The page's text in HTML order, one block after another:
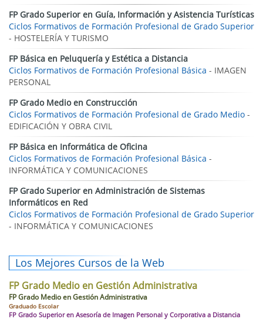
FP Grado Superior en Guía, Información y Asistencia Turísticas
Ciclos Formativos de Formación Profesional de Grado Superior
- HOSTELERÍA Y TURISMO
FP Básica en Peluquería y Estética a Distancia
Ciclos Formativos de Formación Profesional Básica - IMAGEN
PERSONAL
FP Grado Medio en Construcción
Ciclos Formativos de Formación Profesional de Grado Medio -
EDIFICACIÓN Y OBRA CIVIL
FP Básica en Informática de Oficina
Ciclos Formativos de Formación Profesional Básica -
INFORMÁTICA Y COMUNICACIONES
FP Grado Superior en Administración de Sistemas
Informáticos en Red
Ciclos Formativos de Formación Profesional de Grado Superior
- INFORMÁTICA Y COMUNICACIONES
Los Mejores Cursos de la Web
FP Grado Medio en Gestión Administrativa
FP Grado Medio en Gestión Administrativa
Graduado Escolar
FP Grado Superior en Asesoría de Imagen Personal y Corporativa a Distancia